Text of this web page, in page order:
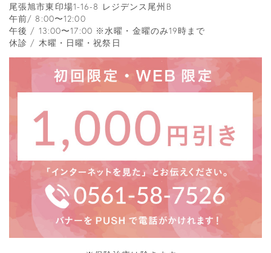
尾張旭市東印場1-16-8 レジデンス尾州B
午前/ 8:00〜12:00
午後 / 13:00〜17:00 ※水曜・金曜のみ19時まで
休診 / 木曜・日曜・祝祭日